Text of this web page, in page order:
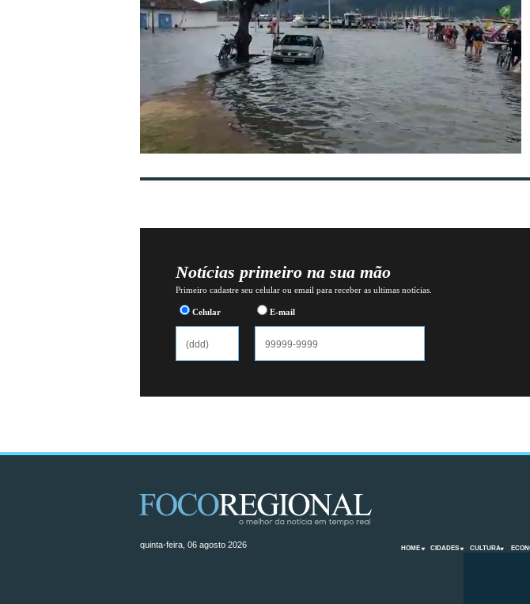
Notícias primeiro na sua mão
Primeiro cadastre seu celular ou email para receber as ultimas notícias.
Celular E-mail
quinta-feira, 06 agosto 2026 HOME CIDADES CULTURA